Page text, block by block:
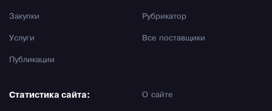
Закупки
Услуги
Публикации
Рубрикатор
Все поставщики
О сайте
Статистика сайта: